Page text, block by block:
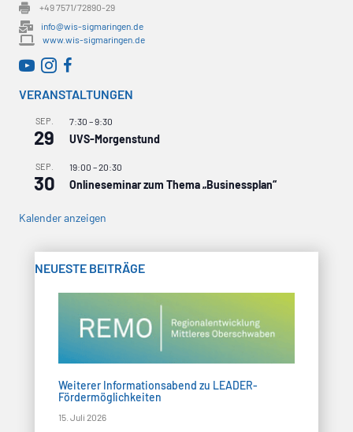
+49 7571/72890-29
info@wis-sigmaringen.de
www.wis-sigmaringen.de
WirtschaftsRADAR bei YouTube
WirtschaftsRADAR bei Instagram
VERANSTALTUNGEN
SEP.
29
7:30 –9:30
UVS-Morgenstund
SEP.
30
19:00 –20:30
Onlineseminar zum Thema „Businessplan“
Kalender anzeigen
NEUESTE BEITRÄGE
Weiterer Informationsabend zu LEADER-
Fördermöglichkeiten
15. Juli 2026